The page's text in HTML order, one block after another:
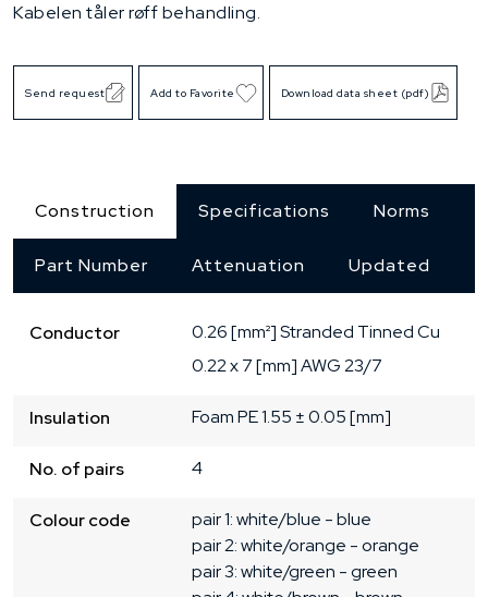
Kabelen tåler røff behandling.
Send request Add to Favorite Download data sheet (pdf)
Construction Specifications Norms
Part Number Attenuation Updated
Conductor 0.26 [mm²]Stranded Tinned Cu
0.22 x 7 [mm]AWG 23/7
Insulation Foam PE1.55 ± 0.05 [mm]
No. of pairs 4
Colour code
pair 1: white/blue - blue
pair 2: white/orange - orange
pair 3: white/green - green